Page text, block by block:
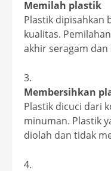
Memilah plastik
Plastik dipisahkan
kualitas.
akhir seragam
Membersihkan
Plastik dicuci dari
minuman. Plastik
diolah dan tidak